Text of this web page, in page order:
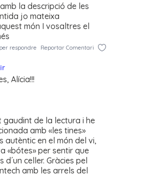
la descripció de les
jo mateixa
món I vosaltres el
respondre Reportar Comentari
Alícia!!!
gaudint de la lectura i he
amb «les tines»
autèntic en el món del vi,
«bótes» per sentir que
d´un celler. Gràcies pel
amb les arrels del